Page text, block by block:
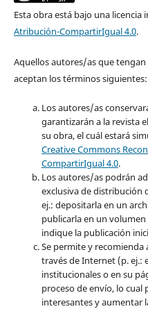
Esta obra está bajo una licencia
Atribución-CompartirIgual 4.0.
Aquellos autores/as que
aceptan los términos siguientes:
Los autores/as
garantizarán a la revista
su obra, el cuál estará
Creative Commons
CompartirIgual 4.0.
Los autores/as podrán
exclusiva de distribución
ej.: depositarla en un
publicarla en un
indique la publicación
Se permite y
través de Internet (p. ej.:
institucionales o en su
proceso de envío, lo
interesantes y aumentar